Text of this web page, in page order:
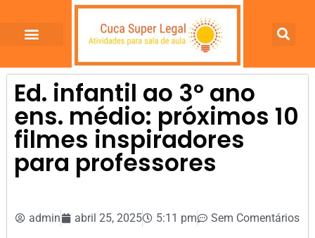
Ed. infantil ao 3º ano
ens. médio: próximos 10
filmes inspiradores
para professores
admin abril 25, 2025 5:11 pm Sem Comentários